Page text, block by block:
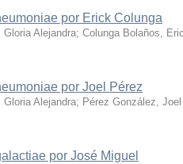
por Erick Colunga
Gloria Alejandra; Colunga Bolaños,
por Joel Pérez
Gloria Alejandra; Pérez González, Joel
por José Miguel